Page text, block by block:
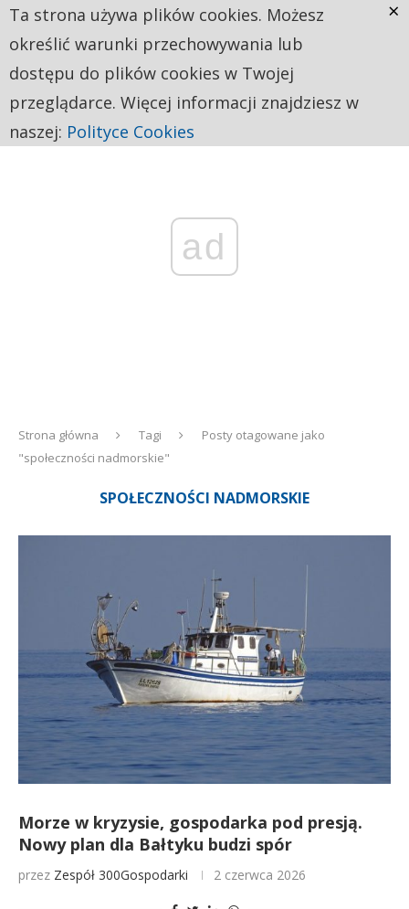
ad
Strona główna Tagi
Posty otagowane jako
"społeczności nadmorskie"
SPOŁECZNOŚCI NADMORSKIE
Morze w kryzysie, gospodarka pod presją.
Nowy plan dla Bałtyku budzi spór
przez Zespół 300Gospodarki 2 czerwca 2026
Ta strona używa plików cookies. Możesz
określić warunki przechowywania lub
dostępu do plików cookies w Twojej
przeglądarce. Więcej informacji znajdziesz w
naszej: Polityce Cookies
×